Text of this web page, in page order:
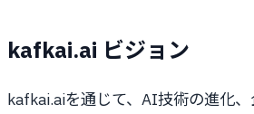
kafkai.ai ビジョン
kafkai.aiを通じて、AI技術の進化、